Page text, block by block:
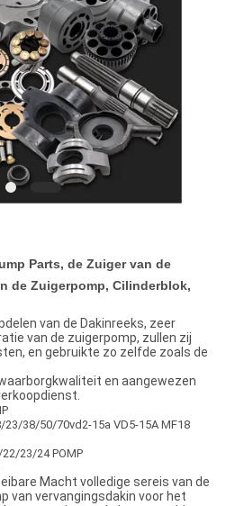
Parts, de Zuiger van de
de Zuigerpomp, Cilinderblok,
van de Dakinreeks, zeer
van de zuigerpomp, zullen zij
en gebruikte zo zelfde zoals de
en aangewezen
38/50/70vd2-15a VD5-15A MF18
23/24 POMP
Macht volledige sereis van de
van vervangingsdakin voor het